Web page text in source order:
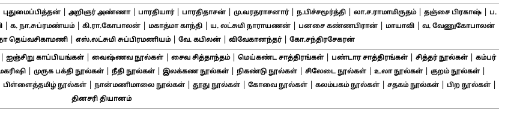
புதுமைப்பித்தன் அறிஞர் அண்ணா| பாரதியார்| பாரதிதாசன் மு.வரதராசனார்| ந.பிச்சமூர்த்தி லா.ச.ராமாமிருதம்| தஞ்சை பிரகாஷ்
ப.
| க. நா.சுப்ரமண்யம்| கி.ரா.கோபாலன்| மகாத்மா காந்தி| ய. லட்சுமி நாராயணன்| பனசை கண்ணபிரான்| மாயாவி| வ. வேணுகோபாலன்
தெய்வசிகாமணி எஸ்.லட்சுமி சுப்பிரமணியம்| வே. கபிலன் விவேகானந்தர்| கோ.சந்திரசேகரன்
ஐஞ்சிறு காப்பியங்கள்| வைஷ்ணவ நூல்கள்| சைவ சித்தாந்தம்| மெய்கண்ட சாத்திரங்கள்| பண்டார சாத்திரங்கள்| சித்தர் நூல்கள்| கம்பர்
| முருக பக்தி நூல்கள்| நீதி நூல்கள்| இலக்கண நூல்கள்| நிகண்டு நூல்கள்| சிலேடை நூல்கள்| உலா நூல்கள்| குறம் நூல்கள்|
பிள்ளைத்தமிழ் நூல்கள்| நான்மணிமாலை நூல்கள்| தூது நூல்கள்| கோவை நூல்கள்| கலம்பகம் நூல்கள்| சதகம் நூல்கள்| பிற நூல்கள்|
தினசரி தியானம்